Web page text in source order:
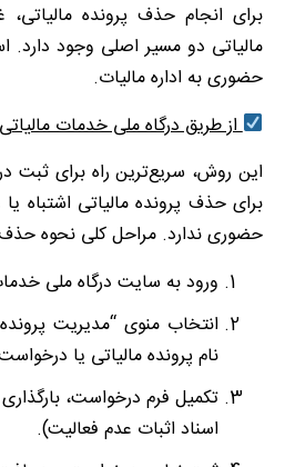
برای انجام حذف پرونده مالیاتی،
مالیاتی دو مسیر اصلی وجود دارد.
حضوری به اداره مالیات.
از طریق درگاه ملی خدمات
این روش، سریع‌ترین راه برای
برای حذف پرونده مالیاتی اشتباه
حضوری ندارد. مراحل کلی نحوه
ورود به سایت درگاه ملی
انتخاب منوی “مدیریت
نام پرونده مالیاتی یا
تکمیل فرم درخواست،
اسناد اثبات عدم فعالیت).